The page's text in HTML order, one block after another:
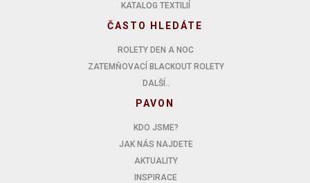
KATALOG TEXTILIÍ
ČASTO HLEDÁTE
ROLETY DEN A NOC
ZATEMŇOVACÍ BLACKOUT ROLETY
DALŠÍ..
PAVON
KDO JSME?
JAK NÁS NAJDETE
AKTUALITY
INSPIRACE